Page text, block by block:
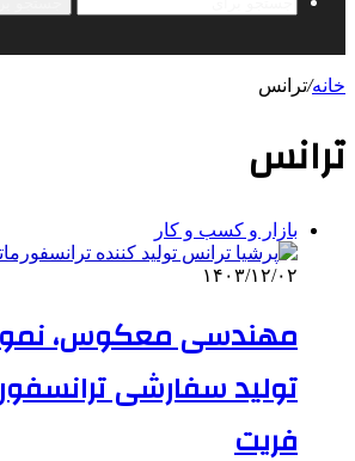
خانه/ترانس
ترانس
بازار و کسب و کار
۱۴۰۳/۱۲/۰۲
مهندسی معکوس،
تولید سفارشی
فریت